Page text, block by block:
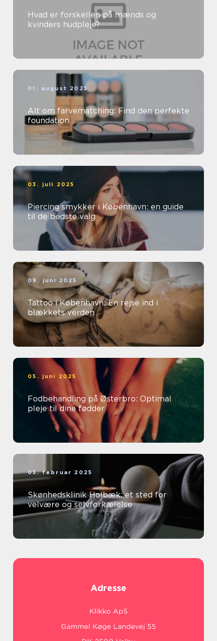
Hvad er forskellen på mænds og
kvinders hudpleje?
01. august 2025
Alt om farvematching: Find den perfekte
foundation
03. juli 2025
Piercing smykker i København: en guide
til de bedste valg
09. juni 2025
Tattoo i København: En rejse ind i
blækkets verden
05. juni 2025
Fodbehandling på Østerbro: Optimal
pleje til dine fødder
03. februar 2025
Skønhedsklinik Holbæk: et sted for
velvære og selvforkælelse
Adresse